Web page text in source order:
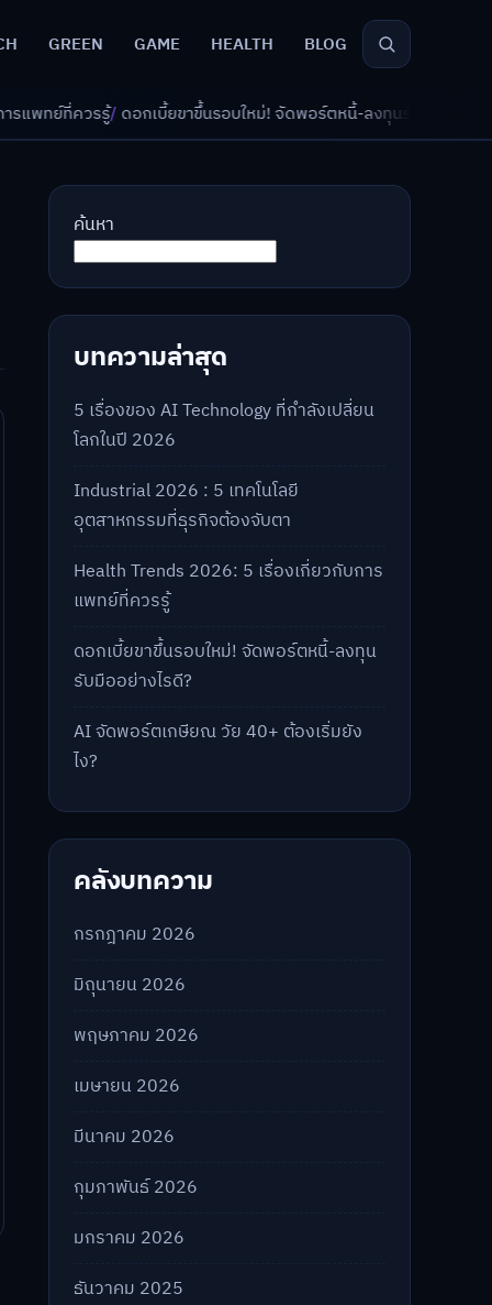
GREEN GAME HEALTH BLOG
บี้ยขาขึ้นรอบใหม่! จัดพอร์ตหนี้-ลงทุนรับมืออย่างไรดี?/AI จัดพอร์ตเกษี
ค้นหา
บทความล่าสุด
5 เรื่องของ AI Technology ที่กำลังเปลี่ยน
โลกในปี 2026
Industrial 2026 : 5 เทคโนโลยี
อุตสาหกรรมที่ธุรกิจต้องจับตา
Health Trends 2026: 5 เรื่องเกี่ยวกับการ
แพทย์ที่ควรรู้
ดอกเบี้ยขาขึ้นรอบใหม่! จัดพอร์ตหนี้-ลงทุน
รับมืออย่างไรดี?
AI จัดพอร์ตเกษียณ วัย 40+ ต้องเริ่มยัง
ไง?
คลังบทความ
กรกฎาคม 2026
มิถุนายน 2026
พฤษภาคม 2026
เมษายน 2026
มีนาคม 2026
กุมภาพันธ์ 2026
มกราคม 2026
ธันวาคม 2025